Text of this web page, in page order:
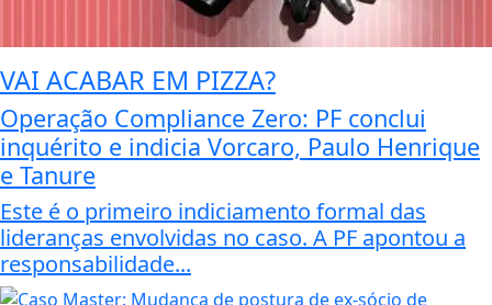
VAI ACABAR EM PIZZA?
Operação Compliance Zero: PF conclui
inquérito e indicia Vorcaro, Paulo Henrique
e Tanure
Este é o primeiro indiciamento formal das
lideranças envolvidas no caso. A PF apontou a
responsabilidade...